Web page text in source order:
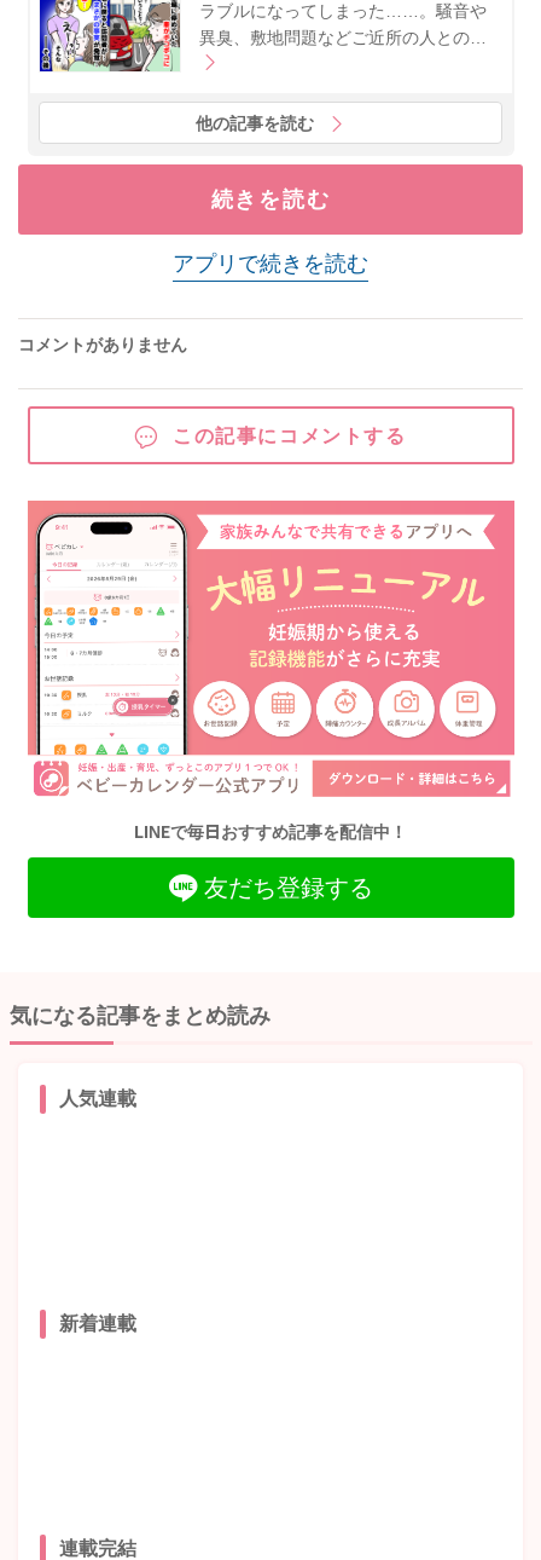
ラブルになってしまった……。騒音や
異臭、敷地問題などご近所の人との…
他の記事を読む
続きを読む
アプリで続きを読む
コメントがありません
この記事にコメントする
LINEで毎日おすすめ記事を配信中！
友だち登録する
気になる記事をまとめ読み
人気連載
新着連載
連載完結